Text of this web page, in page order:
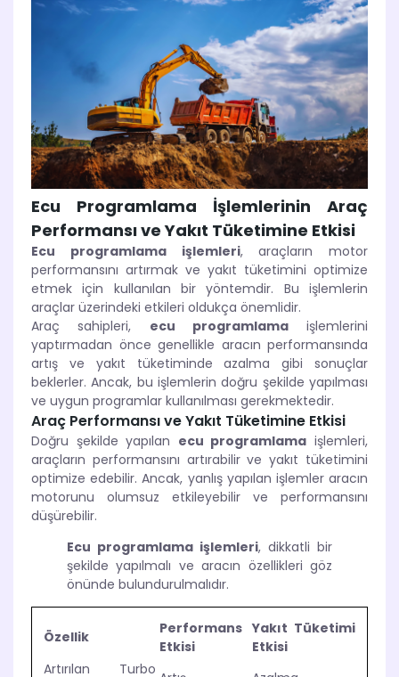
Ecu Programlama İşlemlerinin Araç
Performansı ve Yakıt Tüketimine Etkisi
Ecu programlama işlemleri, araçların motor
performansını artırmak ve yakıt tüketimini optimize
etmek için kullanılan bir yöntemdir. Bu işlemlerin
araçlar üzerindeki etkileri oldukça önemlidir.
Araç sahipleri, ecu programlamaişlemlerini
yaptırmadan önce genellikle aracın performansında
artış ve yakıt tüketiminde azalma gibi sonuçlar
beklerler. Ancak, bu işlemlerin doğru şekilde yapılması
ve uygun programlar kullanılması gerekmektedir.
Araç Performansı ve Yakıt Tüketimine Etkisi
Doğru şekilde yapılan ecu programlama işlemleri,
araçların performansını artırabilir ve yakıt tüketimini
optimize edebilir. Ancak, yanlış yapılan işlemler aracın
motorunu olumsuz etkileyebilir ve performansını
düşürebilir.
Ecu programlama işlemleri, dikkatli bir
şekilde yapılmalı ve aracın özellikleri göz
önünde bulundurulmalıdır.
Özellik
Performans
Etkisi
Yakıt Tüketimi
Etkisi
Artırılan Turbo